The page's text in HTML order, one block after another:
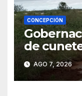
CONCEPCIÓN
de
José Félix
AGO 7, 2026